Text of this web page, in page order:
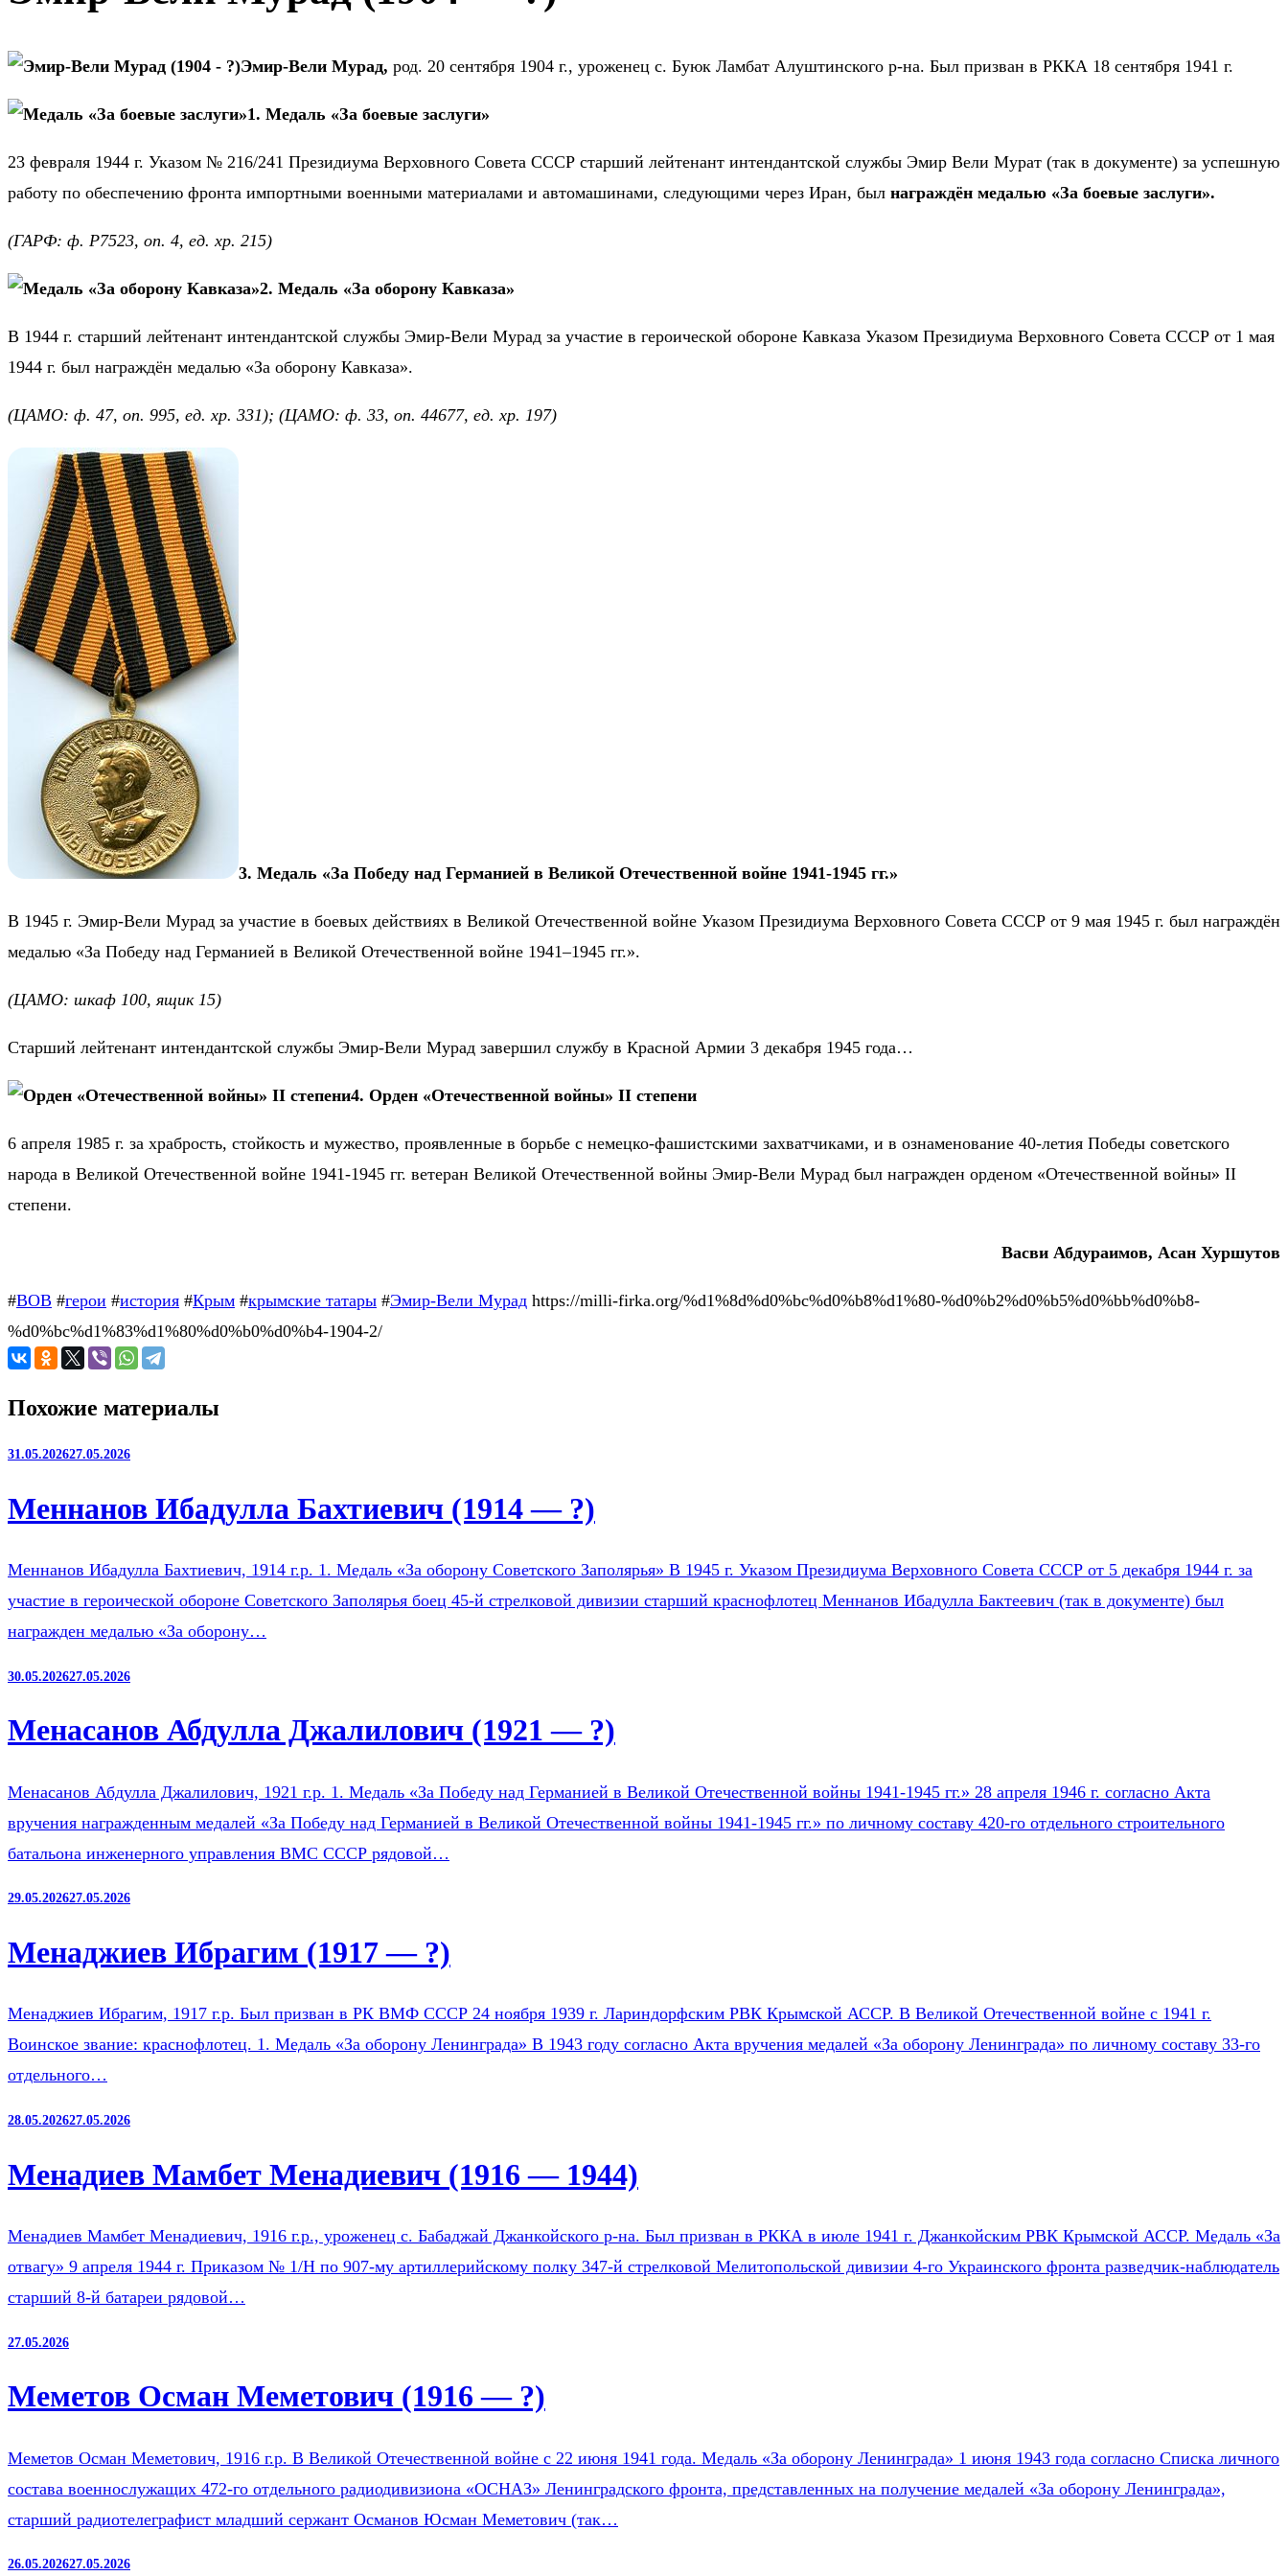
Эмир-Вели Мурад, род. 20 сентября 1904 г., уроженец с. Буюк Ламбат Алуштинского р-на. Был призван в РККА 18 сентября 1941 г.
1. Медаль «За боевые заслуги»
23 февраля 1944 г. Указом № 216/241 Президиума Верховного Совета СССР старший лейтенант интендантской службы Эмир Вели Мурат (так в документе) за успешную
работу по обеспечению фронта импортными военными материалами и автомашинами, следующими через Иран, был награждён медалью «За боевые заслуги».
(ГАРФ: ф. Р7523, оп. 4, ед. хр. 215)
2. Медаль «За оборону Кавказа»
В 1944 г. старший лейтенант интендантской службы Эмир-Вели Мурад за участие в героической обороне Кавказа Указом Президиума Верховного Совета СССР от 1 мая
1944 г. был награждён медалью «За оборону Кавказа».
(ЦАМО: ф. 47, оп. 995, ед. хр. 331 ); (ЦАМО: ф. 33, оп. 44677, ед. хр. 197)
3. Медаль «За Победу над Германией в Великой Отечественной войне 1941-1945 гг.»
В 1945 г. Эмир-Вели Мурад за участие в боевых действиях в Великой Отечественной войне Указом Президиума Верховного Совета СССР от 9 мая 1945 г. был награждён
медалью «За Победу над Германией в Великой Отечественной войне 1941–1945 гг.».
(ЦАМО: шкаф 100, ящик 15)
Старший лейтенант интендантской службы Эмир-Вели Мурад завершил службу в Красной Армии 3 декабря 1945 года…
4. Орден «Отечественной войны» II степени
6 апреля 1985 г. за храбрость, стойкость и мужество, проявленные в борьбе с немецко-фашистскими захватчиками, и в ознаменование 40-летия Победы советского
народа в Великой Отечественной войне 1941-1945 гг. ветеран Великой Отечественной войны Эмир-Вели Мурад был награжден орденом «Отечественной войны» II
степени.
Васви Абдураимов, Асан Хуршутов
#ВОВ #герои #история #Крым #крымские татары #Эмир-Вели Мурад https://milli-firka.org/%d1%8d%d0%bc%d0%b8%d1%80-%d0%b2%d0%b5%d0%bb%d0%b8-
%d0%bc%d1%83%d1%80%d0%b0%d0%b4-1904-2/
Похожие материалы
31.05.202627.05.2026
Меннанов Ибадулла Бахтиевич (1914 — ?)
Меннанов Ибадулла Бахтиевич, 1914 г.р. 1. Медаль «За оборону Советского Заполярья» В 1945 г. Указом Президиума Верховного Совета СССР от 5 декабря 1944 г. за
участие в героической обороне Советского Заполярья боец 45-й стрелковой дивизии старший краснофлотец Меннанов Ибадулла Бактеевич (так в документе) был
награжден медалью «За оборону…
30.05.202627.05.2026
Менасанов Абдулла Джалилович (1921 — ?)
Менасанов Абдулла Джалилович, 1921 г.р. 1. Медаль «За Победу над Германией в Великой Отечественной войны 1941-1945 гг.» 28 апреля 1946 г. согласно Акта
вручения награжденным медалей «За Победу над Германией в Великой Отечественной войны 1941-1945 гг.» по личному составу 420-го отдельного строительного
батальона инженерного управления ВМС СССР рядовой…
29.05.202627.05.2026
Менаджиев Ибрагим (1917 — ?)
Менаджиев Ибрагим, 1917 г.р. Был призван в РК ВМФ СССР 24 ноября 1939 г. Лариндорфским РВК Крымской АССР. В Великой Отечественной войне с 1941 г.
Воинское звание: краснофлотец. 1. Медаль «За оборону Ленинграда» В 1943 году согласно Акта вручения медалей «За оборону Ленинграда» по личному составу 33-го
отдельного…
28.05.202627.05.2026
Менадиев Мамбет Менадиевич (1916 — 1944)
Менадиев Мамбет Менадиевич, 1916 г.р., уроженец с. Бабаджай Джанкойского р-на. Был призван в РККА в июле 1941 г. Джанкойским РВК Крымской АССР. Медаль «За
отвагу» 9 апреля 1944 г. Приказом № 1/Н по 907-му артиллерийскому полку 347-й стрелковой Мелитопольской дивизии 4-го Украинского фронта разведчик-наблюдатель
старший 8-й батареи рядовой…
27.05.2026
Меметов Осман Меметович (1916 — ?)
Меметов Осман Меметович, 1916 г.р. В Великой Отечественной войне с 22 июня 1941 года. Медаль «За оборону Ленинграда» 1 июня 1943 года согласно Списка личного
состава военнослужащих 472-го отдельного радиодивизиона «ОСНАЗ» Ленинградского фронта, представленных на получение медалей «За оборону Ленинграда»,
старший радиотелеграфист младший сержант Османов Юсман Меметович (так…
26.05.202627.05.2026